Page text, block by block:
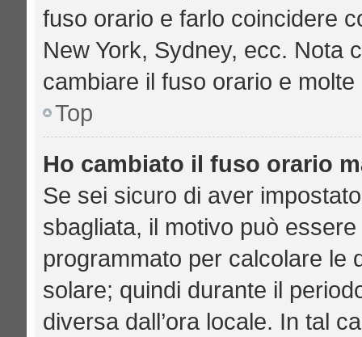
fuso orario e farlo coincidere
New York, Sydney, ecc. Nota
cambiare il fuso orario e
Top
Ho cambiato il fuso orario
Se sei sicuro di aver
sbagliata, il motivo può
programmato per calcolare le
solare; quindi durante il
diversa dall’ora locale. In tal